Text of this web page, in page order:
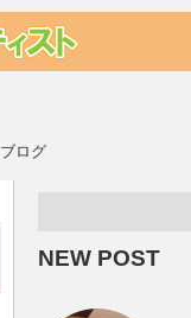
ブログ
NEW POST